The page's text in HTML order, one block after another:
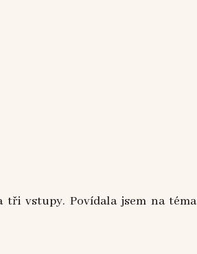
vstupy. Povídala jsem na